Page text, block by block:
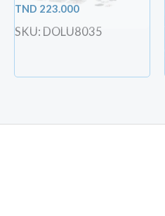
TND 223.000
SKU: DOLU8035